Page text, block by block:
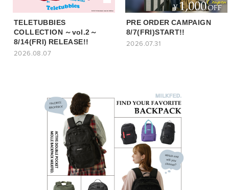
TELETUBBIES
COLLECTION ～vol.2～
8/14(FRI) RELEASE!!
2026.08.07
PRE ORDER CAMPAIGN
8/7(FRI)START!!
2026.07.31